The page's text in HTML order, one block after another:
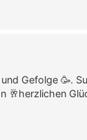
Gefolge 🥳.
🥂herzlichen